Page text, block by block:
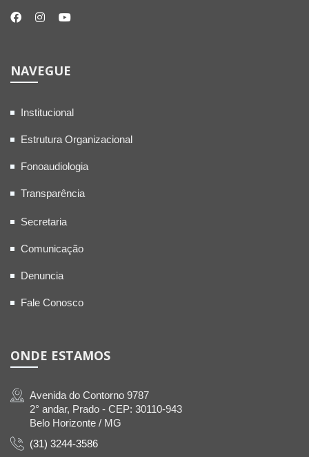
NAVEGUE
Institucional
Estrutura Organizacional
Fonoaudiologia
Transparência
Secretaria
Comunicação
Denuncia
Fale Conosco
ONDE ESTAMOS
Avenida do Contorno 9787
2° andar, Prado - CEP: 30110-943
Belo Horizonte / MG
(31) 3244-3586